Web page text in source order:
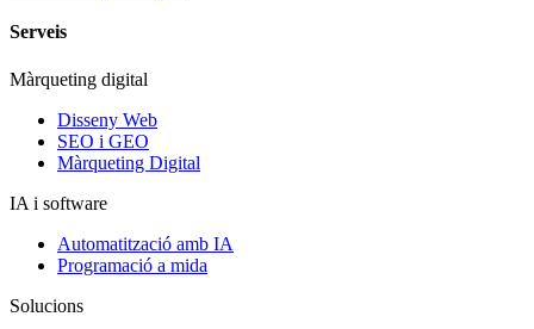
Serveis
Màrqueting digital
Disseny Web
SEO i GEO
Màrqueting Digital
IA i software
Automatització amb IA
Programació a mida
Solucions